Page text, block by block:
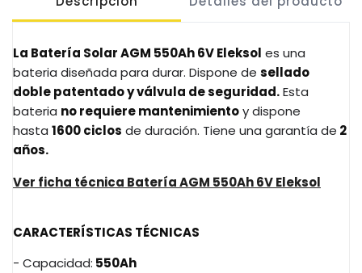
La Batería Solar AGM 550Ah 6V Eleksol es una
bateria diseñada para durar. Dispone de sellado
doble patentado y válvula de seguridad.Esta
bateria no requieremantenimientoy dispone
hasta 1600 ciclos de duración. Tiene una garantía de 2
años.
Ver ficha técnica Batería AGM 550Ah 6V Eleksol
CARACTERÍSTICAS TÉCNICAS
- Capacidad: 550Ah